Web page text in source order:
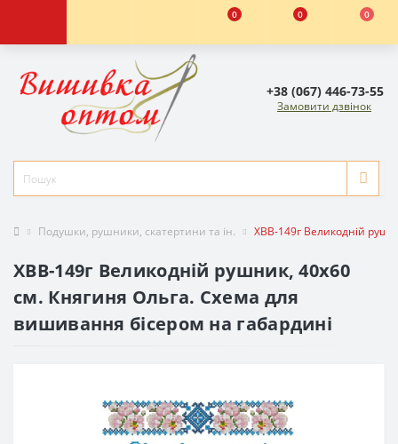
0 0 0
+38 (067) 446-73-55
Замовити дзвінок
Подушки, рушники, скатертини та ін. ХВВ-149г Великодній
ХВВ-149г Великодній рушник, 40х60
см. Княгиня Ольга. Схема для
вишивання бісером на габардині